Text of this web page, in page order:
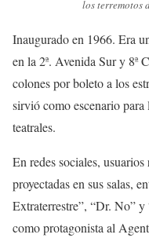
los terremotos
Inaugurado en 1966. Era
en la 2ª. Avenida Sur y 8ª
colones por boleto a los
sirvió como escenario para
teatrales.
En redes sociales,
proyectadas en sus salas,
Extraterrestre”, “Dr. No”
como protagonista al